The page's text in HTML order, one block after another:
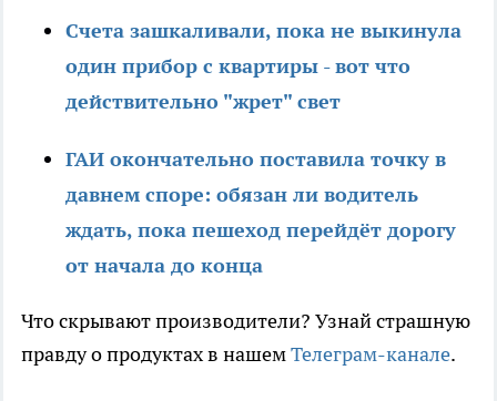
Счета зашкаливали, пока не выкинула
один прибор с квартиры - вот что
действительно "жрет" свет
ГАИ окончательно поставила точку в
давнем споре: обязан ли водитель
ждать, пока пешеход перейдёт дорогу
от начала до конца
Что скрывают производители? Узнай страшную
правду о продуктах в нашемТелеграм-канале.